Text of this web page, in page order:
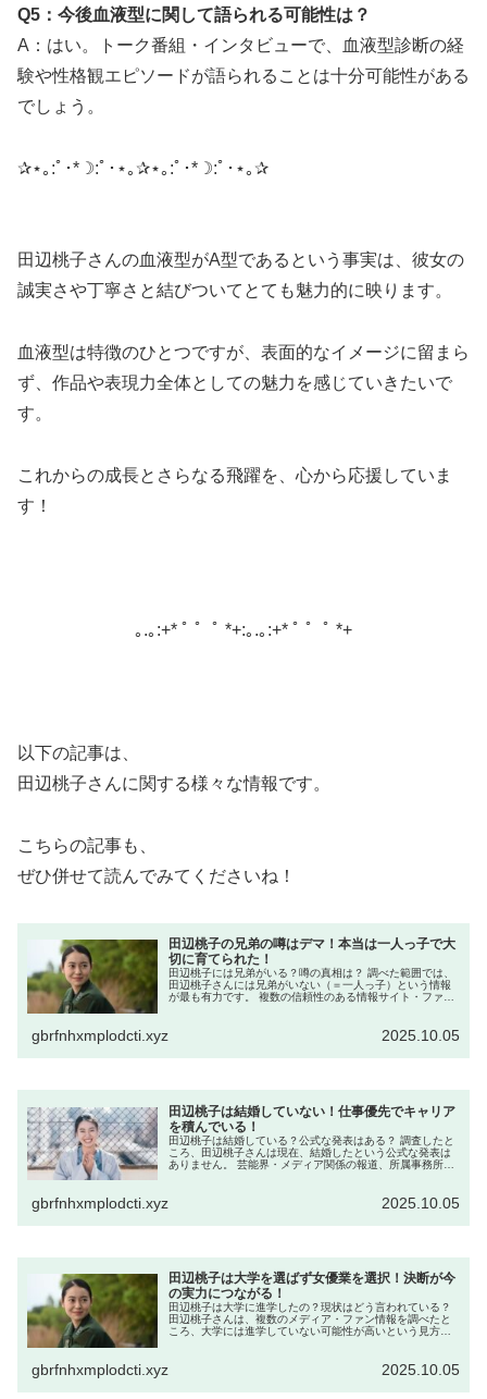
Q5：今後血液型に関して語られる可能性は？
A：はい。トーク番組・インタビューで、血液型診断の経
験や性格観エピソードが語られることは十分可能性がある
でしょう。
✰⋆｡:ﾟ･*☽:ﾟ･⋆｡✰⋆｡:ﾟ･*☽:ﾟ･⋆｡✰
田辺桃子さんの血液型がA型であるという事実は、彼女の
誠実さや丁寧さと結びついてとても魅力的に映ります。
血液型は特徴のひとつですが、表面的なイメージに留まら
ず、作品や表現力全体としての魅力を感じていきたいで
す。
これからの成長とさらなる飛躍を、心から応援していま
す！
｡.｡:+* ﾟ ゜ﾟ *+:｡.｡:+* ﾟ ゜ﾟ *+
以下の記事は、
田辺桃子さんに関する様々な情報です。
こちらの記事も、
ぜひ併せて読んでみてくださいね！
田辺桃子の兄弟の噂はデマ！本当は一人っ子で大
切に育てられた！
田辺桃子には兄弟がいる？噂の真相は？ 調べた範囲では、
田辺桃子さんには兄弟がいない（＝一人っ子）という情報
が最も有力です。 複数の信頼性のある情報サイト・ファン
gbrfnhxmplodcti.xyz 2025.10.05
田辺桃子は結婚していない！仕事優先でキャリア
を積んでいる！
田辺桃子は結婚している？公式な発表はある？ 調査したと
ころ、田辺桃子さんは現在、結婚したという公式な発表は
ありません。 芸能界・メディア関係の報道、所属事務所の
gbrfnhxmplodcti.xyz 2025.10.05
田辺桃子は大学を選ばず女優業を選択！決断が今
の実力につながる！
田辺桃子は大学に進学したの？現状はどう言われている？
田辺桃子さんは、複数のメディア・ファン情報を調べたと
ころ、大学には進学していない可能性が高いという見方が
gbrfnhxmplodcti.xyz 2025.10.05